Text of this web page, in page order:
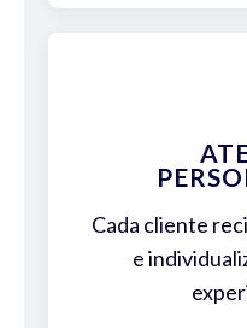
Cada cliente
e